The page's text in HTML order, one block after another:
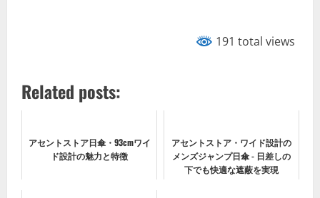
191 total views
Related posts:
アセントストア日傘・93cmワイ
ド設計の魅力と特徴
アセントストア・ワイド設計の
メンズジャンプ日傘 - 日差しの
下でも快適な遮蔽を実現